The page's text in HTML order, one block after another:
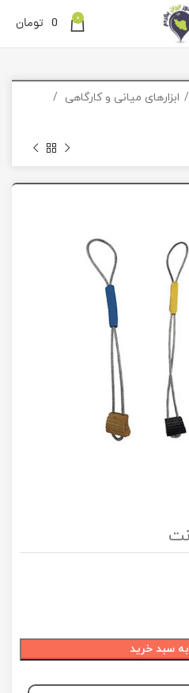
0
0 تومان
ابزارهای میانی و کارگاهی
سبد خرید